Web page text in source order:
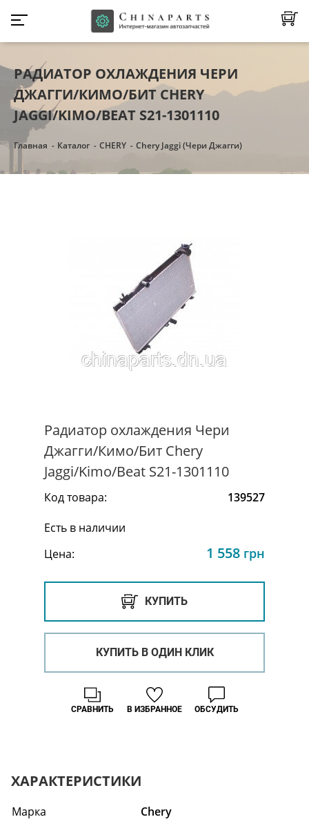
РАДИАТОР ОХЛАЖДЕНИЯ ЧЕРИ
ДЖАГГИ/КИМО/БИТ CHERY
JAGGI/KIMO/BEAT S21-1301110
Главная Каталог CHERY Chery Jaggi (Чери Джагги)
Радиатор охлаждения Чери
Джагги/Кимо/Бит Chery
Jaggi/Kimo/Beat S21-1301110
Код товара:
139527
Есть в наличии
Цена:
1 558 грн
КУПИТЬ
КУПИТЬ В ОДИН КЛИК
В ИЗБРАННОЕ
СРАВНИТЬ ОБСУДИТЬ
ХАРАКТЕРИСТИКИ
Марка Chery